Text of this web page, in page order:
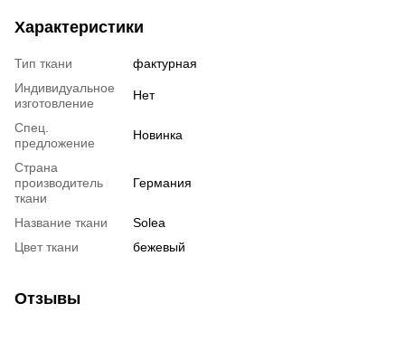
Характеристики
Тип ткани
фактурная
Индивидуальное
изготовление
Нет
Спец.
предложение
Новинка
Страна
производитель
ткани
Германия
Название ткани
Solea
Цвет ткани
бежевый
Отзывы